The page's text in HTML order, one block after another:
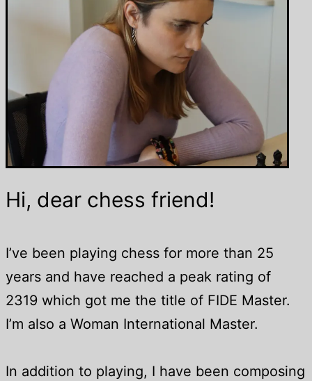
Hi, dear chess friend!
I’ve been playing chess for more than 25
years and have reached a peak rating of
2319 which got me the title of FIDE Master.
I’m also a Woman International Master.
In addition to playing, I have been composing